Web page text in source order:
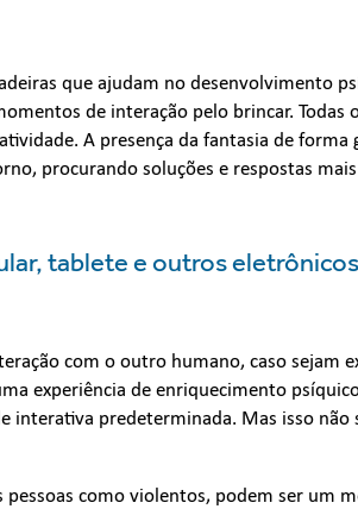
que ajudam no desenvolvimento
de interação pelo brincar. Todas
A presença da fantasia de forma
procurando soluções e respostas
tablete e outros
com o outro humano, caso sejam
experiência de enriquecimento
interativa predeterminada. Mas isso não
como violentos, podem ser um